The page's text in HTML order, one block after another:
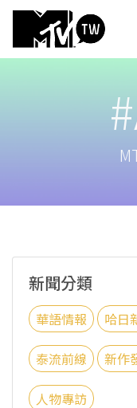
新聞分類
華語情報 哈日
泰流前線 新作
人物專訪